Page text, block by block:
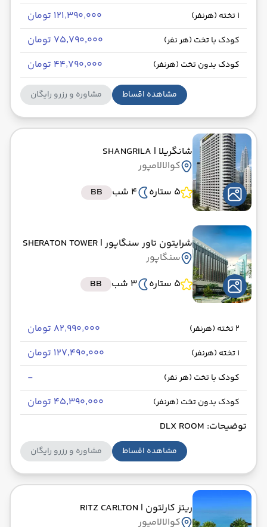
1 تخته (هرنفر) ۱۲۱٬۳۹۰٬۰۰۰ تومان
کودک با تخت (هر نفر) ۷۵٬۷۹۰٬۰۰۰ تومان
کودک بدون تخت (هرنفر) ۴۴٬۷۹۰٬۰۰۰ تومان
مشاهده اقساط مشاوره و رزرو رایگان
شانگریلا | SHANGRILA
کوالالامپور
5 ستاره
4 شب BB
شرایتون تاور سنگاپور| SHERATON TOWER
سنگاپور
5 ستاره
3 شب BB
2 تخته (هرنفر) ۸۲٬۹۹۰٬۰۰۰ تومان
1 تخته (هرنفر) ۱۲۷٬۴۹۰٬۰۰۰ تومان
کودک با تخت (هر نفر) -
کودک بدون تخت (هرنفر)
۴۵٬۳۹۰٬۰۰۰ تومان
توضیحات: DLX ROOM
مشاهده اقساط مشاوره و رزرو رایگان
ریتز کارلتون | RITZ CARLTON
کوالالامپور